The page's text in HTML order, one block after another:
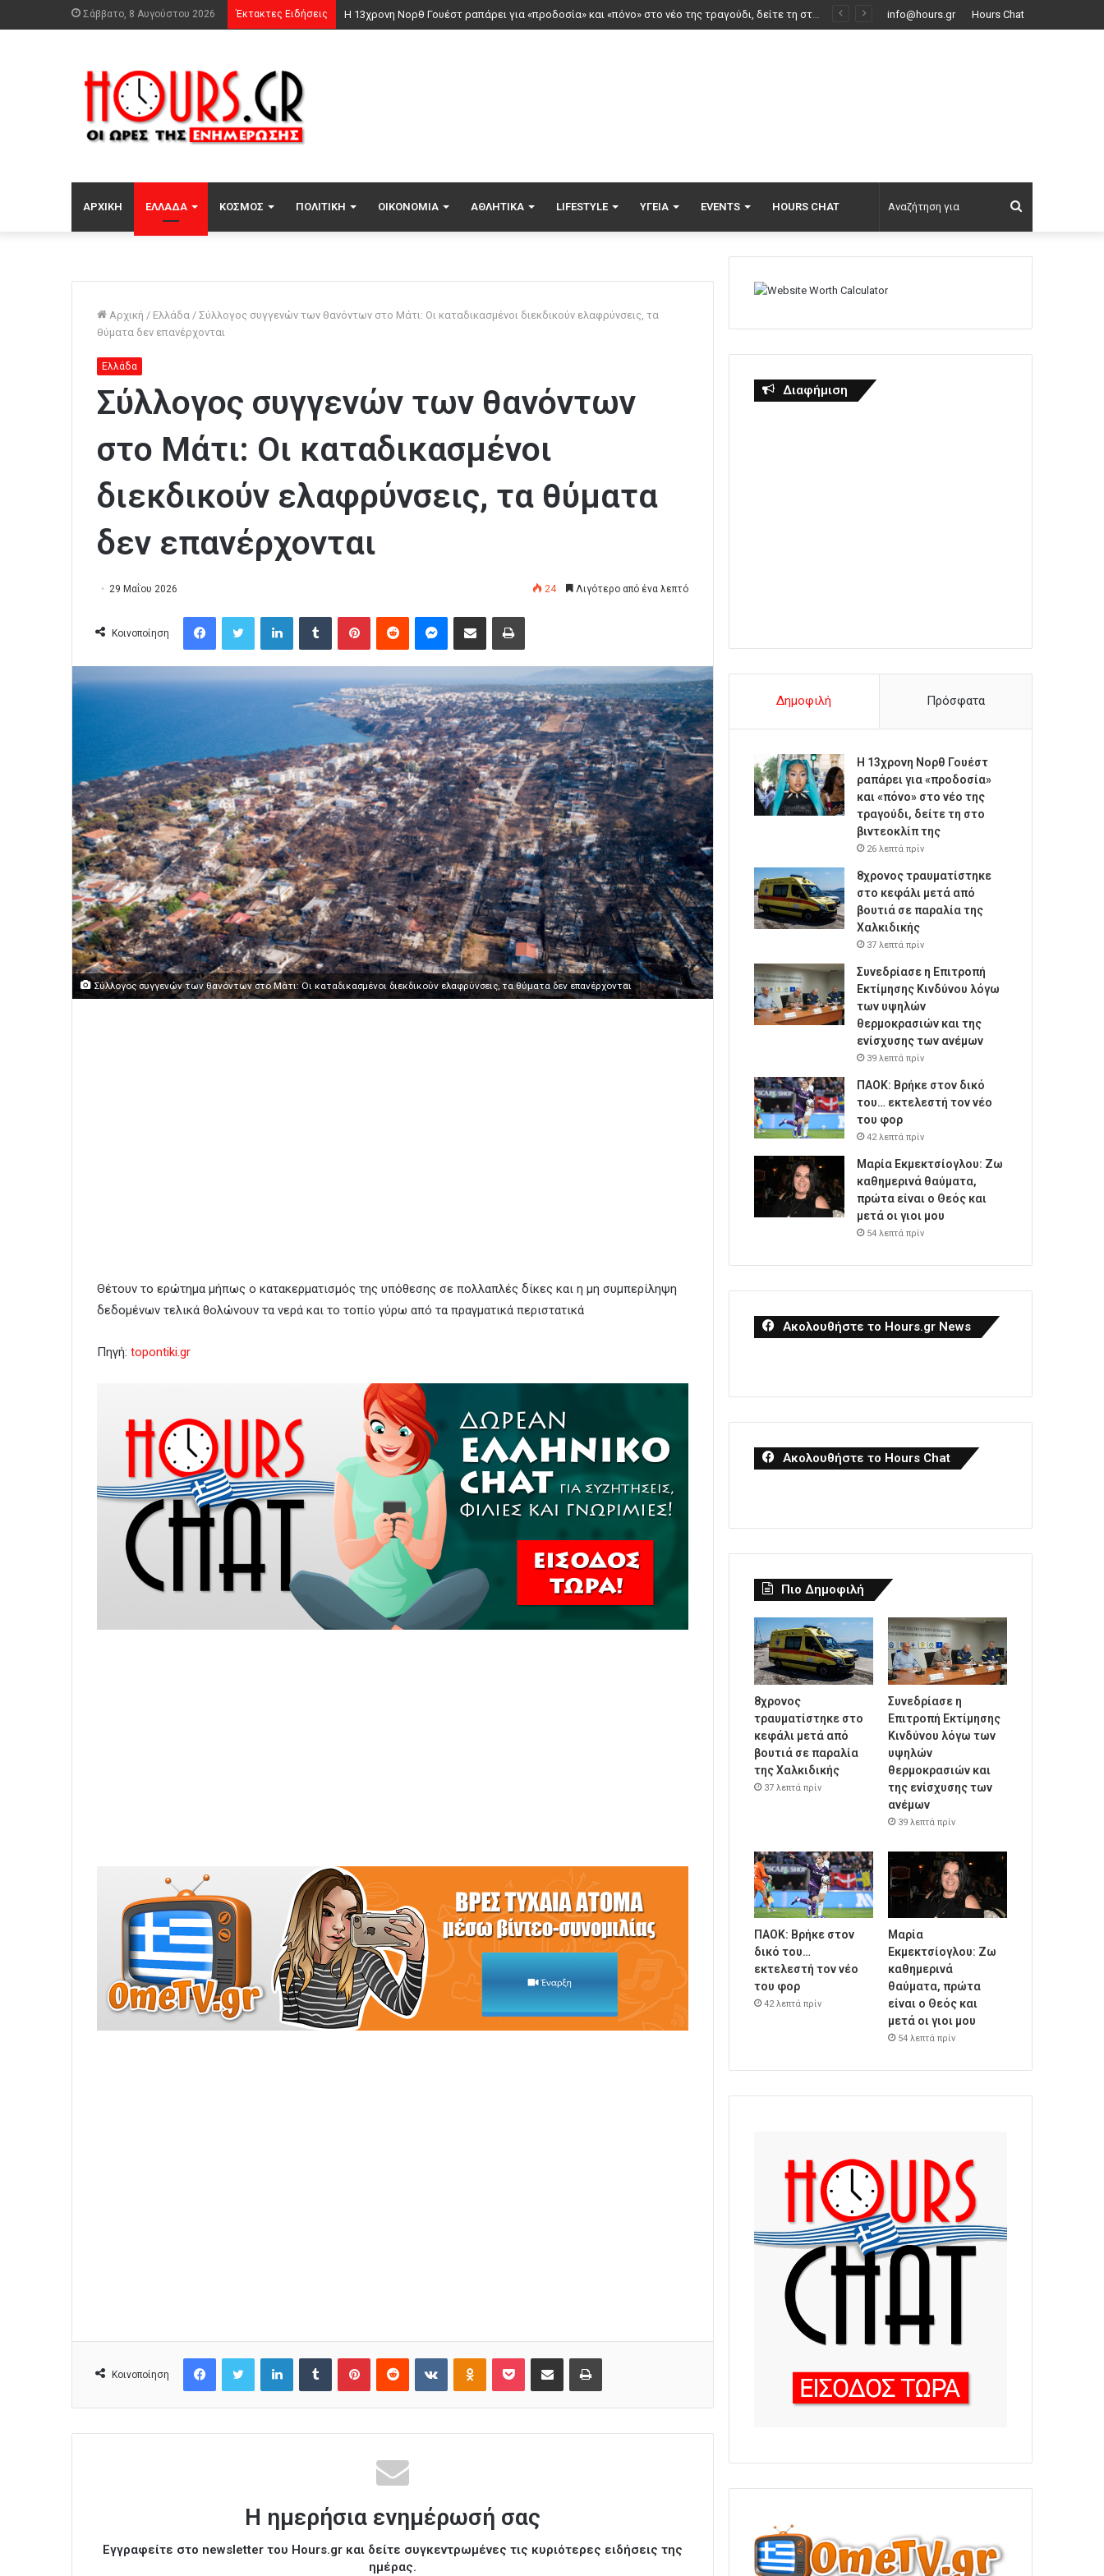
Σάββατο, 8 Αυγούστου 2026 Έκτακτες Ειδήσεις 8χρονος τραυματίστηκε στο κεφάλι μετά από βουτιά σε παραλία της Χαλκιδικής info@hours.gr Hours Chat
ΑΡΧΙΚΉ ΕΛΛΆΔΑ ΚΌΣΜΟΣ ΠΟΛΙΤΙΚΉ ΟΙΚΟΝΟΜΊΑ ΑΘΛΗΤΙΚΆ LIFESTYLE ΥΓΕΊΑ EVENTS HOURS CHAT
για
Αρχική / Ελλάδα / Σύλλογος συγγενών των θανόντων στο Μάτι: Οι καταδικασμένοι διεκδικούν ελαφρύνσεις, τα
θύματα δεν επανέρχονται
Ελλάδα
Σύλλογος συγγενών των θανόντων
στο Μάτι: Οι καταδικασμένοι
διεκδικούν ελαφρύνσεις, τα θύματα
δεν επανέρχονται
29 Μαΐου 2026 24 Λιγότερο από ένα λεπτό
Κοινοποίηση
Σύλλογος συγγενών των θανόντων στο Μάτι: Οι καταδικασμένοι διεκδικούν ελαφρύνσεις, τα θύματα δεν επανέρχονται
Θέτουν το ερώτημα μήπως ο κατακερματισμός της υπόθεσης σε πολλαπλές δίκες και η μη συμπερίληψη
δεδομένων τελικά θολώνουν τα νερά και το τοπίο γύρω από τα πραγματικά περιστατικά
Πηγή: topontiki.gr
Κοινοποίηση
Η ημερήσια ενημέρωσή σας
Εγγραφείτε στο newsletter του Hours.gr και δείτε συγκεντρωμένες τις κυριότερες ειδήσεις της
ημέρας.
Διαφήμιση
Δημοφιλή Πρόσφατα
Η 13χρονη Νορθ Γουέστ
ραπάρει για «προδοσία»
και «πόνο» στο νέο της
τραγούδι, δείτε τη στο
βιντεοκλίπ της
26 λεπτά πρίν
8χρονος τραυματίστηκε
στο κεφάλι μετά από
βουτιά σε παραλία της
Χαλκιδικής
37 λεπτά πρίν
Συνεδρίασε η Επιτροπή
Εκτίμησης Κινδύνου λόγω
των υψηλών
θερμοκρασιών και της
ενίσχυσης των ανέμων
39 λεπτά πρίν
ΠΑΟΚ: Βρήκε στον δικό
του… εκτελεστή τον νέο
του φορ
42 λεπτά πρίν
Μαρία Εκμεκτσίογλου: Ζω
καθημερινά θαύματα,
πρώτα είναι ο Θεός και
μετά οι γιοι μου
54 λεπτά πρίν
Ακολουθήστε το Hours.gr News
Ακολουθήστε το Hours Chat
Πιο Δημοφιλή
8χρονος
τραυματίστηκε στο
κεφάλι μετά από
βουτιά σε παραλία
της Χαλκιδικής
37 λεπτά πρίν
Συνεδρίασε η
Επιτροπή Εκτίμησης
Κινδύνου λόγω των
υψηλών
θερμοκρασιών και
της ενίσχυσης των
ανέμων
39 λεπτά πρίν
ΠΑΟΚ: Βρήκε στον
δικό του…
εκτελεστή τον νέο
του φορ
42 λεπτά πρίν
Μαρία
Εκμεκτσίογλου: Ζω
καθημερινά
θαύματα, πρώτα
είναι ο Θεός και
μετά οι γιοι μου
54 λεπτά πρίν